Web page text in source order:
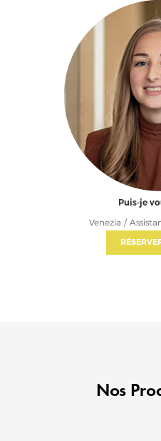
Puis-je
Venezia /
Nos